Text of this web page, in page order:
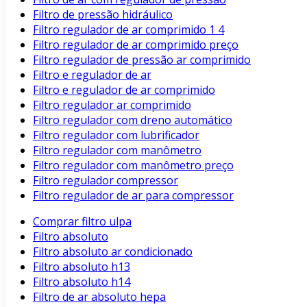
Filtro de pressão hidráulico
Filtro regulador de ar comprimido 1 4
Filtro regulador de ar comprimido preço
Filtro regulador de pressão ar comprimido
Filtro e regulador de ar
Filtro e regulador de ar comprimido
Filtro regulador ar comprimido
Filtro regulador com dreno automático
Filtro regulador com lubrificador
Filtro regulador com manômetro
Filtro regulador com manômetro preço
Filtro regulador compressor
Filtro regulador de ar para compressor
Comprar filtro ulpa
Filtro absoluto
Filtro absoluto ar condicionado
Filtro absoluto h13
Filtro absoluto h14
Filtro de ar absoluto hepa